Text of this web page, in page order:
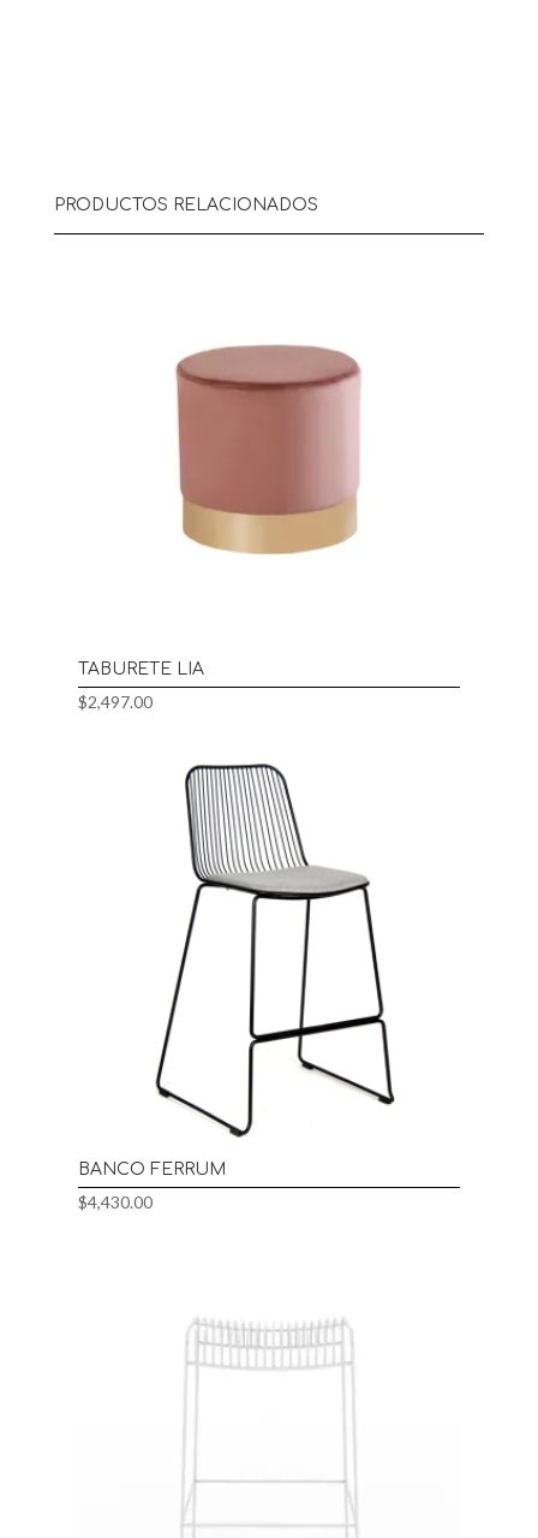
PRODUCTOS RELACIONADOS
TABURETE LIA
$2,497.00
BANCO FERRUM
$4,430.00